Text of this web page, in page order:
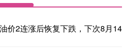
价2连涨后恢复下跌，下次8月14